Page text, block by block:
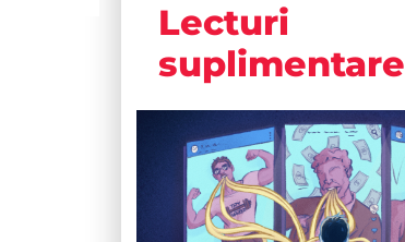
Lecturi
suplimentare